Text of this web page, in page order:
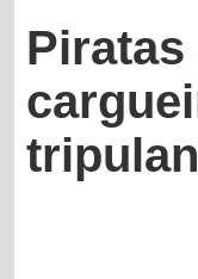
Piratas